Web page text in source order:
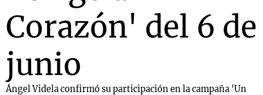
Corazón' del 6 de
junio
Ángel Videla confirmó su participación en la campaña 'Un